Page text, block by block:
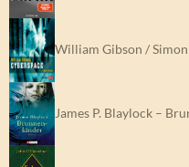
William Gibson /
James P. Blaylock –